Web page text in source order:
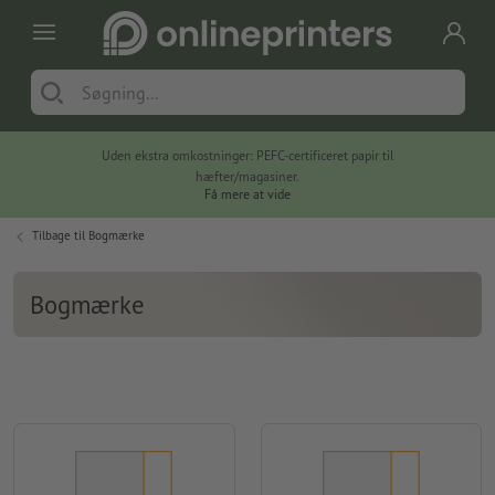
Uden ekstra omkostninger: PEFC-certificeret papir til
hæfter/magasiner.
Få mere at vide
Tilbage til Bogmærke
Bogmærke